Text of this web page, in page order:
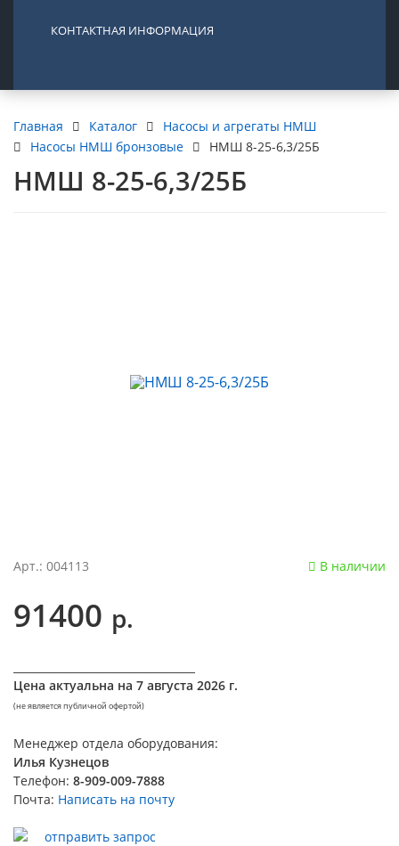
КОНТАКТНАЯ ИНФОРМАЦИЯ
Главная Каталог
Насосы и агрегаты НМШ
Насосы НМШ бронзовые
НМШ 8-25-6,3/25Б
НМШ 8-25-6,3/25Б
Арт.: 004113 В наличии
91400 р.
Цена актуальна на 7 августа 2026 г.
(не является публичной офертой)
Менеджер отдела оборудования:
Илья Кузнецов
Телефон: 8-909-009-7888
Почта: Написать на почту
отправить запрос